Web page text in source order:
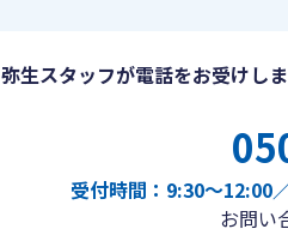
弥生スタッフが電話をお受けし
受付時間：9:30〜12:00
お問い